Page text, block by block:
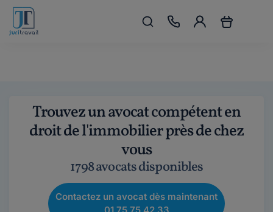
Trouvez un avocat compétent en
droit de l'immobilier près de chez
vous
1798 avocats disponibles
Contactez un avocat dès maintenant